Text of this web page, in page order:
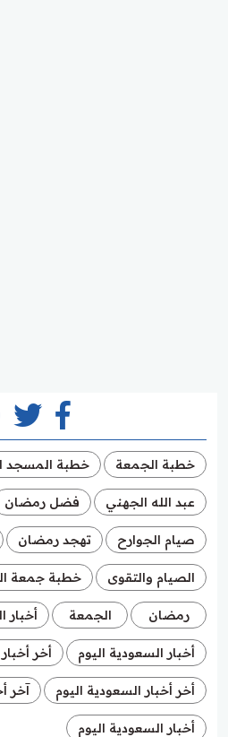
خطبة الجمعة خطبة المسجد
عبد الله الجهني فضل رمضان
صيام الجوارح تهجد رمضان
الصيام والتقوى خطبة جمعة
رمضان الجمعة أخبار
أخبار السعودية اليوم أخر
أخر أخبار السعودية اليوم آخر
أخبار السعودية اليوم